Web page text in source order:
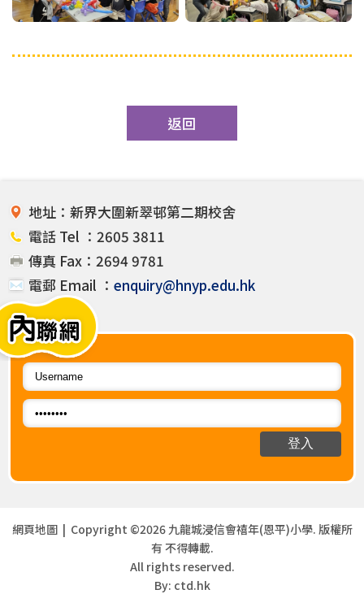
返回
地址：新界大圍新翠邨第二期校舍
電話 Tel ：2605 3811
傳真 Fax：2694 9781
電郵 Email ： enquiry@hnyp.edu.hk
網頁地圖| Copyright ©2026 九龍城浸信會禧年(恩平)小學. 版權所
有 不得轉載.
All rights reserved.
By: ctd.hk